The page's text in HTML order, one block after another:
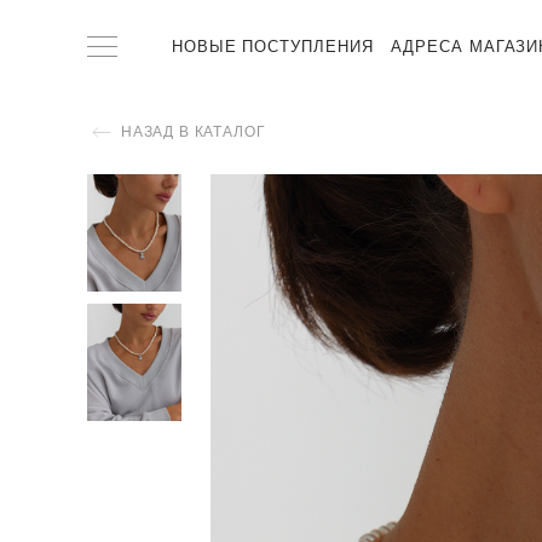
НОВЫЕ ПОСТУПЛЕНИЯ АДРЕСА
НАЗАД В КАТАЛОГ